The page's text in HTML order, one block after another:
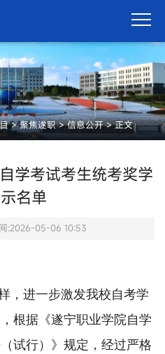
> 聚焦遂职 > 信息公开 > 正文
学考试考生统考奖学
名单
:2026-05-06 10:53
，进一步激发我校自考学
根据《遂宁职业学院自学
试行）》规定，经过严格